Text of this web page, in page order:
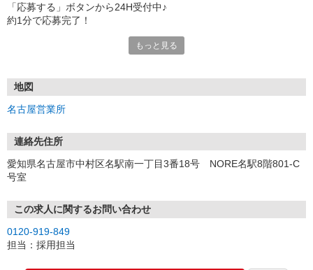
「応募する」ボタンから24H受付中♪
約1分で応募完了！
①応募から3営業日を目安に、メールorお電話でご連絡します。
★スマホでWEB面接（LINEなど）・出張面接・事務所面接と選べま
す
③面接実施（履歴書不要）
④勤務開始（スタート日は応相談）
お気軽にご応募ください♪
もっと見る
地図
名古屋営業所
連絡先住所
愛知県名古屋市中村区名駅南一丁目3番18号 NORE名駅8階801-C
号室
この求人に関するお問い合わせ
0120-919-849
担当：採用担当